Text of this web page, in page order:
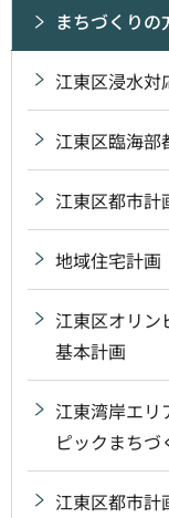
まちづくり
江東区浸水対
江東区臨海部
江東区都市計
地域住宅計画
江東区オリン
基本計画
江東湾岸エリ
ピックまち
江東区都市計